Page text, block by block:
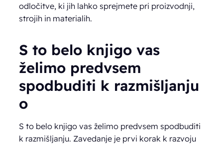
odločitve, ki jih lahko sprejmete pri proizvodnji,
strojih in materialih.
S to belo knjigo vas
želimo predvsem
spodbuditi k razmišljanju
o
S to belo knjigo vas želimo predvsem spodbuditi
k razmišljanju. Zavedanje je prvi korak k razvoju